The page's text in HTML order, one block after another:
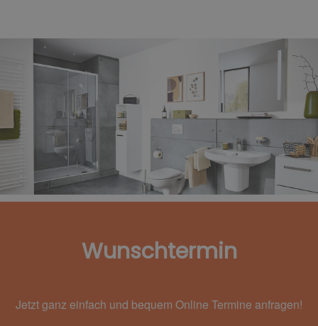
Wunschtermin
Jetzt ganz einfach und bequem Online Termine anfragen!